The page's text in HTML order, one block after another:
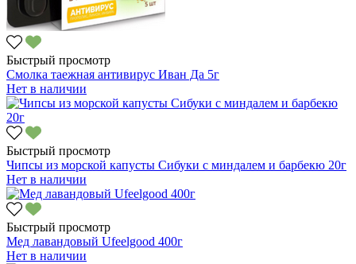
Быстрый просмотр
Смолка таежная антивирус Иван Да 5г
Нет в наличии
Быстрый просмотр
Чипсы из морской капусты Сибуки с миндалем и барбекю 20г
Нет в наличии
Быстрый просмотр
Мед лавандовый Ufeelgood 400г
Нет в наличии